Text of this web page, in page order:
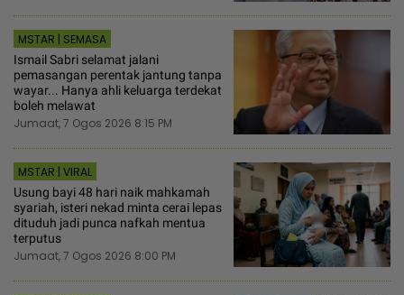
MSTAR | SEMASA
Ismail Sabri selamat jalani
pemasangan perentak jantung tanpa
wayar... Hanya ahli keluarga terdekat
boleh melawat
Jumaat, 7 Ogos 2026 8:15 PM
MSTAR | VIRAL
Usung bayi 48 hari naik mahkamah
syariah, isteri nekad minta cerai lepas
dituduh jadi punca nafkah mentua
terputus
Jumaat, 7 Ogos 2026 8:00 PM